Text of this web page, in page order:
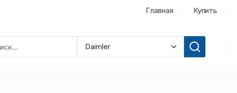
Главная Купить